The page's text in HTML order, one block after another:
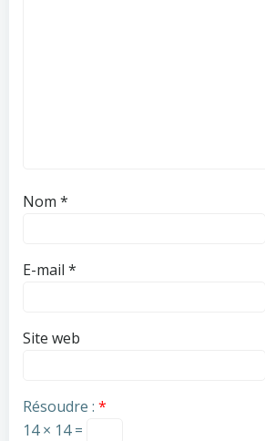
Nom *
E-mail *
Site web
Résoudre : *
14 × 14 =